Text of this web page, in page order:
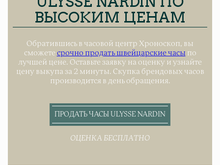
ВЫСОКИМ ЦЕНАМ
Обратившись в часовой центр Хроноскоп, вы
сможете срочно продать швейцарские часы по
лучшей цене. Оставьте заявку на оценку и узнайте
цену выкупа за 2 минуты. Скупка брендовых часов
производится в день обращения.
ПРОДАТЬ ЧАСЫ ULYSSE NARDIN
ОЦЕНКА БЕСПЛАТНО